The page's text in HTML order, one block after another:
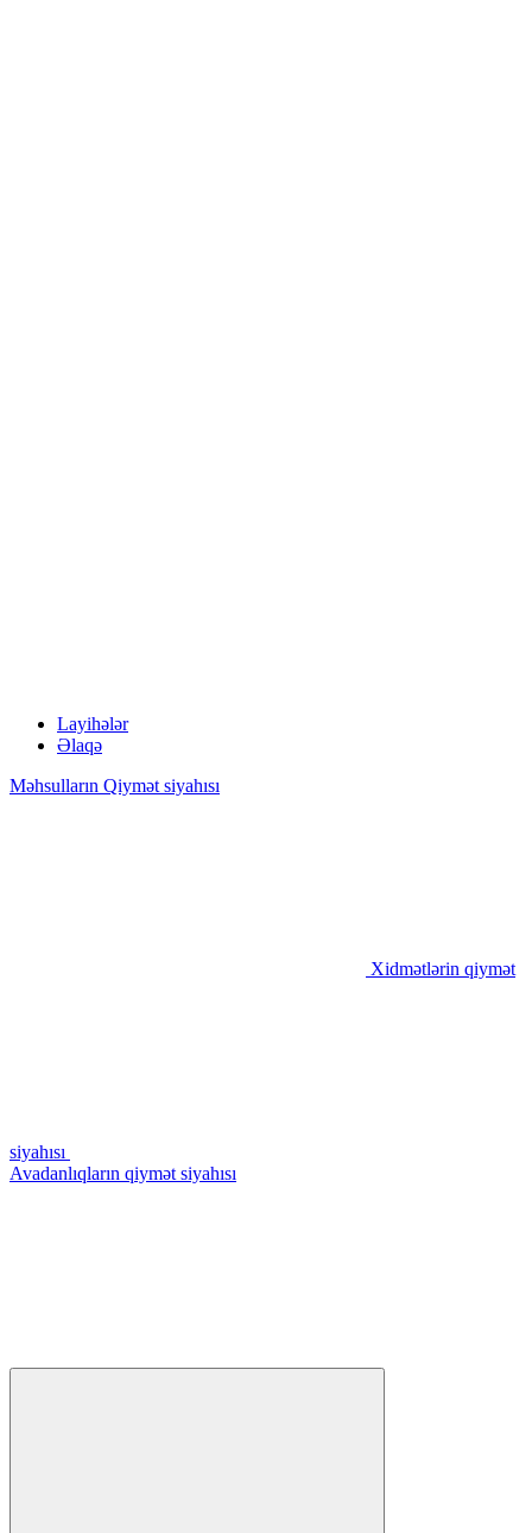
Layihələr
Əlaqə
Məhsulların Qiymət siyahısı
Xidmətlərin qiymət
siyahısı
Avadanlıqların qiymət siyahısı